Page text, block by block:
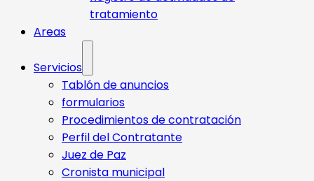
tratamiento
Areas
Servicios
Tablón de anuncios
formularios
Procedimientos de contratación
Perfil del Contratante
Juez de Paz
Cronista municipal